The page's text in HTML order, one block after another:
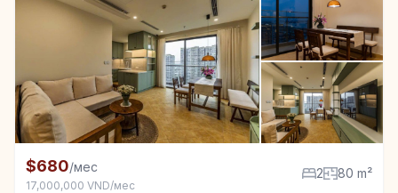
Квартира в аренду в Тху Дык - Vinhomes Grand
$680/мес
17,000,000 VND/мес
2 80 m²